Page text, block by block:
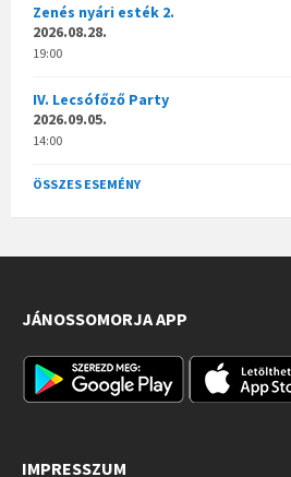
Zenés nyári esték 2.
2026.08.28.
19:00
IV. Lecsófőző Party
2026.09.05.
14:00
ÖSSZES ESEMÉNY
JÁNOSSOMORJA APP
IMPRESSZUM